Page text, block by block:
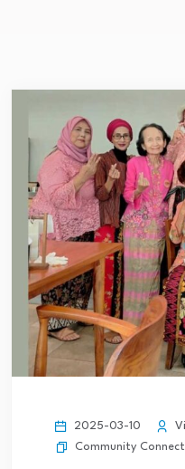
2025-03-10
Community Connect